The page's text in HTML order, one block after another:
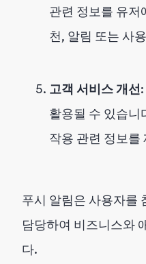
관련 정보를 유저
천, 알림 또는 사
고객 서비스 개선
활용될 수 있습니
작용 관련 정보를
푸시 알림은 사용자를
담당하여 비즈니스와
다.